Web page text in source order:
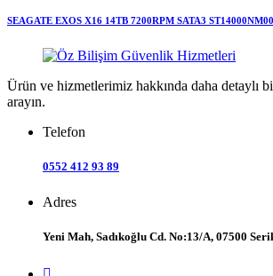
SEAGATE EXOS X16 14TB 7200RPM SATA3
Ürün ve hizmetlerimiz hakkında daha detaylı
arayın.
Telefon
0552 412 93 89
Adres
Yeni Mah, Sadıkoğlu Cd. No:13/A, 07500